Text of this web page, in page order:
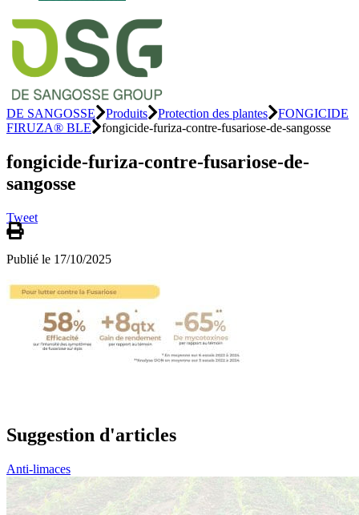
DE SANGOSSE Produits Protection des plantes
FONGICIDE
FIRUZA® BLE
fongicide-furiza-contre-fusariose-de-sangosse
fongicide-furiza-contre-fusariose-de-
sangosse
Tweet
Publié le 17/10/2025
Suggestion d'articles
Anti-limaces